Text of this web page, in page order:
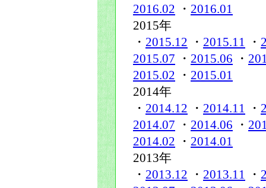
2016.02 ・ 2016.01
2015年
・ 2015.12 ・ 2015.11 ・
2015.07 ・ 2015.06 ・
2015.02 ・ 2015.01
2014年
・ 2014.12 ・ 2014.11 ・
2014.07 ・ 2014.06 ・
2014.02 ・ 2014.01
2013年
・ 2013.12 ・ 2013.11 ・